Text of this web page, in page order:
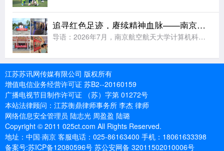
追寻红色足迹，赓续精神血脉——南京航空航天大学实践团赴五省多地开展暑期红色研学
导语：2026年7月，南京航空航天大学计算机科学与技术学院“行走学党史，守护中国红”实践团队利用暑期时间，分赴四川、陕西、湖南、江西、贵州等地革命旧址与红色场馆，开展以实地研学、问卷调研和群众访谈为主
江苏苏讯网传媒有限公司 版权所有
增值电信业务经营许可证 苏B2--20160159
广播电视节目制作许可证 （苏）字第 01272号
本站法律顾问：江苏衡鼎律师事务所 李杰 律师
网络信息安全管理员 陆志光 周盈盈 陆璐
Copyright © 2011 025ct.com All Rights Reserved.
地址：中国·南京 客服电话：025-86163400 手机：18061633398
备案号:苏ICP备12080596号 苏公安网备 32011502010006号